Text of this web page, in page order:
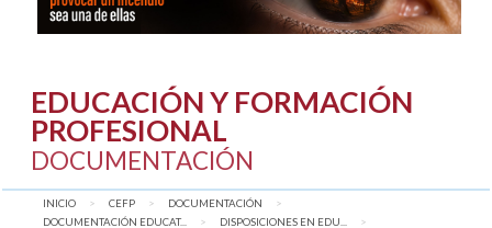
EDUCACIÓN Y FORMACIÓN
PROFESIONAL
DOCUMENTACIÓN
INICIO CEFP
DOCUMENTACIÓN
DOCUMENTACIÓN EDUCAT...
DISPOSICIONES EN EDU...